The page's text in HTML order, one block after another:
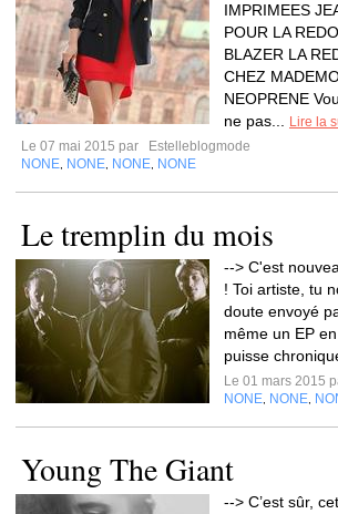
IMPRIMEES
POUR LA
BLAZER LA
CHEZ
NEOPRENE
ne pas...
Lire la
Le 07 mai 2015 par
Estelleblogmode
NONE NONE NONE NONE
Le tremplin du mois
--> C'est
! Toi artiste, tu
doute envoyé
même un EP
puisse
Le 01 mars 2015
NONE NONE
Young The Giant
--> C’est sûr,